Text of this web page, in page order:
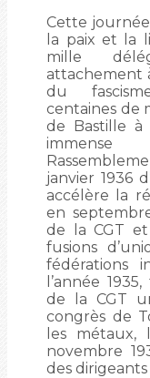
Cette
la paix et la
mille
attachement
du
centaines de
de Bastille à
immense
janvier 1936
accélère la
en
de la CGT et
fusions
fédérations
l’année
de la CGT
congrès de
les métaux,
novembre
des